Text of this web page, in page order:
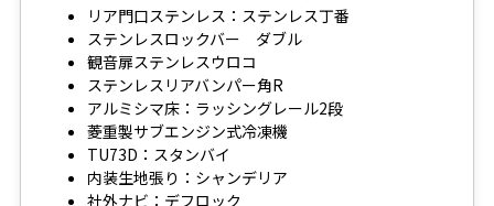
リア門口ステンレス：ステンレス丁番
ステンレスロックバー ダブル
観音扉ステンレスウロコ
ステンレスリアバンパー角R
アルミシマ床：ラッシングレール2段
菱重製サブエンジン式冷凍機
TU73D：スタンバイ
内装生地張り：シャンデリア
社外ナビ：デフロック